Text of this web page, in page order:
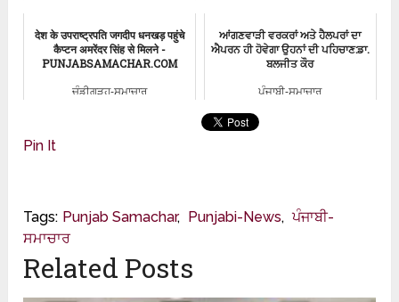
देश के उपराष्ट्रपति जगदीप धनखड़ पहुंचे
कैप्टन अमरेंदर सिंह से मिलने -
PUNJABSAMACHAR.COM
ਚੰਡੀਗੜ੍ਹ-ਸਮਾਚਾਰ
ਆਂਗਣਵਾੜੀ ਵਰਕਰਾਂ ਅਤੇ ਹੈਲਪਰਾਂ ਦਾ
ਐਪਰਨ ਹੀ ਹੋਵੇਗਾ ਉਹਨਾਂ ਦੀ ਪਹਿਚਾਣ:ਡਾ.
ਬਲਜੀਤ ਕੌਰ
ਪੰਜਾਬੀ-ਸਮਾਚਾਰ
Pin It
Tags: Punjab Samachar, Punjabi-News, ਪੰਜਾਬੀ-
ਸਮਾਚਾਰ
Related Posts